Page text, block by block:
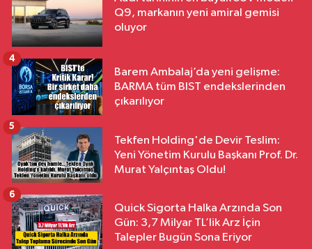
Q9, markanın yeni amiral gemisi
oluyor
Barem Ambalaj’da yeni gelişme:
BARMA tüm BIST endekslerinden
çıkarılıyor
4
Tekfen Holding'de Devir Teslim:
Yeni Yönetim Kurulu Başkanı Prof. Dr.
Murat Yalçıntaş Oldu!
5
Quick Sigorta Halka Arzında Son
Gün: 3,7 Milyar TL’lik Arz İçin
Talepler Bugün Sona Eriyor
6